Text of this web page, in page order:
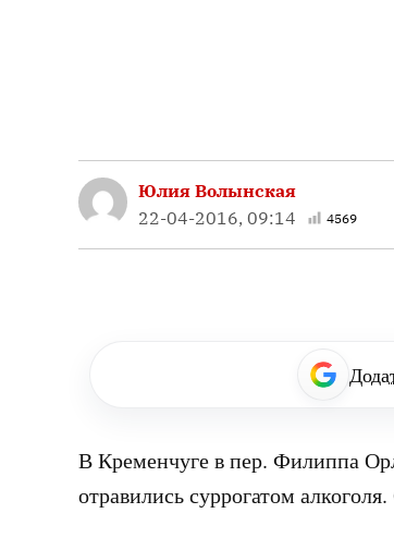
Юлия Волынская
22-04-2016, 09:14
4569
В Кременчуге в пер. Филиппа
отравились суррогатом